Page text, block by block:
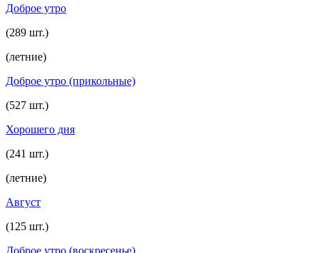
Доброе утро
(289 шт.)
(летние)
Доброе утро (прикольные)
(527 шт.)
Хорошего дня
(241 шт.)
(летние)
Август
(125 шт.)
Доброе утро (воскресенье)